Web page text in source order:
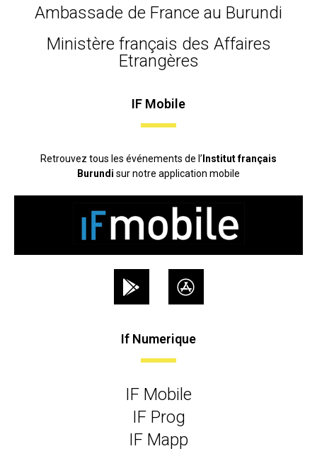
Ambassade de France au Burundi
Ministère français des Affaires
Etrangères
IF Mobile
Retrouvez tous les événements de l’ Institut français
Burundi sur notre application mobile
If Numerique
IF Mobile
IF Prog
IF Mapp